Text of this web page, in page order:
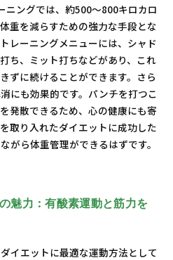
ニングでは、約500～800キロカロ
重を減らすための強力な手段とな
レーニングメニューには、シャド
ち、ミット打ちなどがあり、これ
ずに続けることができます。さら
にも効果的です。パンチを打つこ
発散できるため、心の健康にも寄
取り入れたダイエットに成功した
がら体重管理ができるはずです。
魅力：有酸素運動と筋力を
イエットに最適な運動方法として